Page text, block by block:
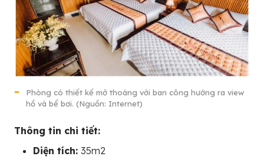
Phòng có thiết kế mở thoáng với ban công hướng ra view
hồ và bể bơi. (Nguồn: Internet)
Thông tin chi tiết:
Diện tích: 35m2